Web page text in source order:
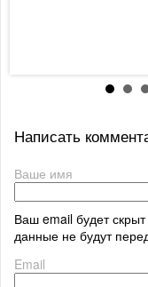
Написать
Ваше имя
Ваш email будет
данные не будут
Email